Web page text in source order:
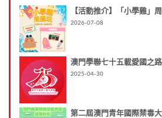
【活動推介】「小學雞」
2026-07-08
澳門學聯七十五載愛國之路
2025-04-30
第二屆澳門青年國際禁毒